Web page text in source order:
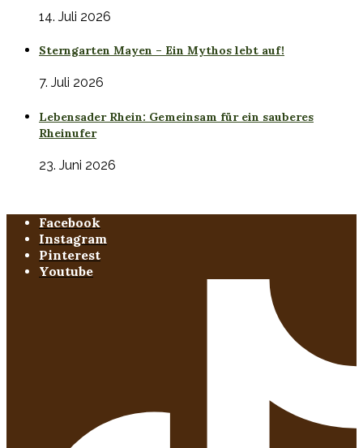
14. Juli 2026
Sterngarten Mayen – Ein Mythos lebt auf!
7. Juli 2026
Lebensader Rhein: Gemeinsam für ein sauberes
Rheinufer
23. Juni 2026
Facebook
Instagram
Pinterest
Youtube